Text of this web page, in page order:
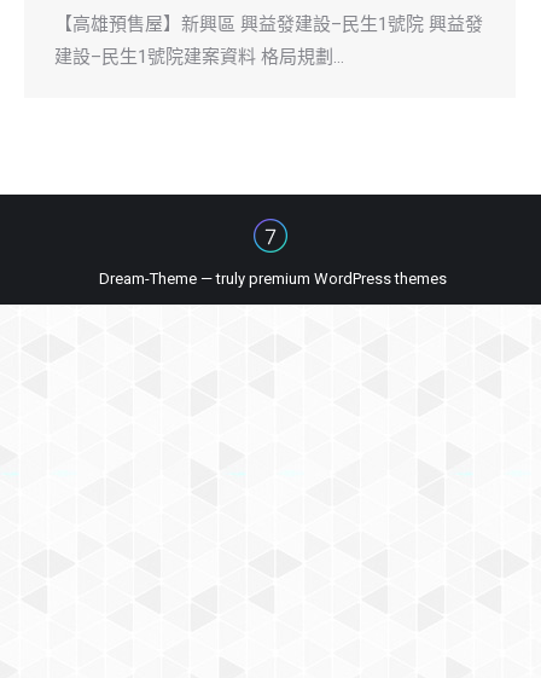
【高雄預售屋】新興區 興益發建設–民生1號院 興益發
建設–民生1號院建案資料 格局規劃…
Dream-Theme — truly premium WordPress themes